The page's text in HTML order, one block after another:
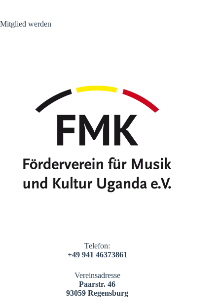
Mitglied werden
Telefon:
+49 941 46373861
Vereinsadresse
Paarstr. 46
93059 Regensburg